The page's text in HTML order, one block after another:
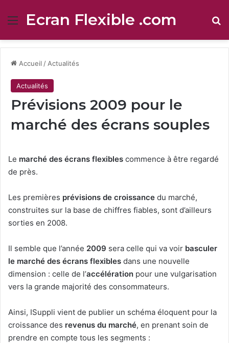
Menu
Ecran Flexible .com
Accueil / Actualités
Actualités
Prévisions 2009 pour le
marché des écrans souples
Le marché des écrans flexibles commence à être regardé
de près.
Les premières prévisions de croissance du marché,
construites sur la base de chiffres fiables, sont d’ailleurs
sorties en 2008.
Il semble que l’année 2009 sera celle qui va voir basculer
le marché des écrans flexibles dans une nouvelle
dimension : celle de l’accélération pour une vulgarisation
vers la grande majorité des consommateurs.
Ainsi, ISuppli vient de publier un schéma éloquent pour la
croissance des revenus du marché, en prenant soin de
prendre en compte tous les segments :